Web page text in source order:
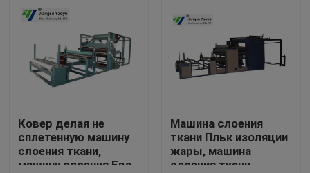
Путешествие фабрики
Проверка качества
Спросите цитату
Ковер делая не
сплетенную машину
слоения ткани,
машину слоения Ева
Машина слоения
ткани Пльк изоляции
жары, машина
слоения ткани